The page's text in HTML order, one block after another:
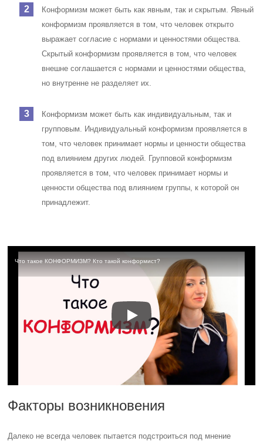
Конформизм может быть как явным, так и скрытым. Явный
конформизм проявляется в том, что человек открыто
выражает согласие с нормами и ценностями общества.
Скрытый конформизм проявляется в том, что человек
внешне соглашается с нормами и ценностями общества,
но внутренне не разделяет их.
Конформизм может быть как индивидуальным, так и
групповым. Индивидуальный конформизм проявляется в
том, что человек принимает нормы и ценности общества
под влиянием других людей. Групповой конформизм
проявляется в том, что человек принимает нормы и
ценности общества под влиянием группы, к которой он
принадлежит.
Что такое КОНФОРМИЗМ? Кто такой конформист?
Факторы возникновения
Далеко не всегда человек пытается подстроиться под мнение